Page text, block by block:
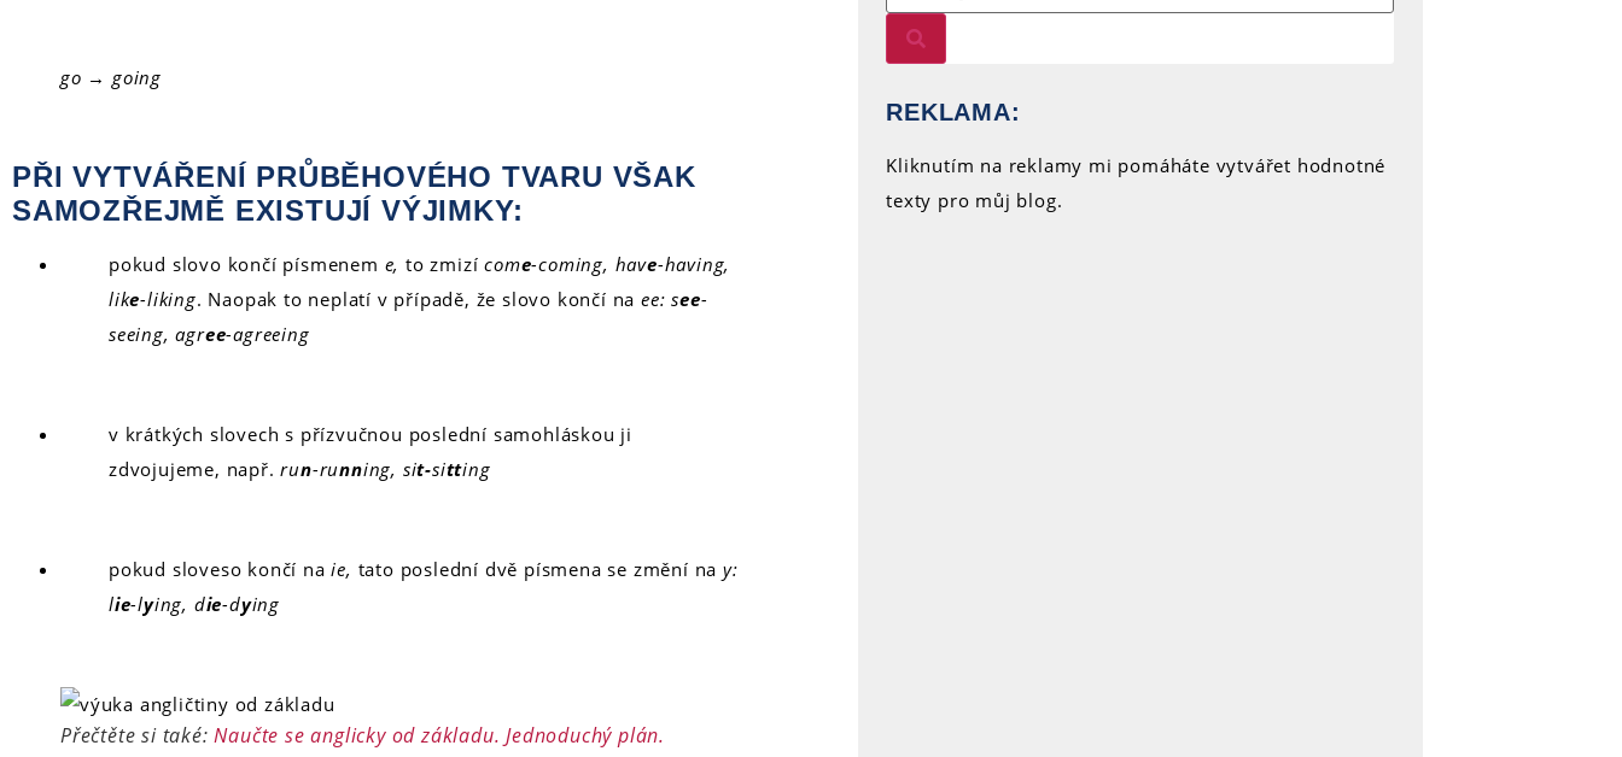
go → going
PŘI VYTVÁŘENÍ PRŮBĚHOVÉHO TVARU VŠAK
SAMOZŘEJMĚ EXISTUJÍ VÝJIMKY:
pokud slovo končí písmenem e, to zmizícome-coming, have-having,
like-liking. Naopak to neplatí v případě, že slovo končí naee: see-
seeing, agree-agreeing
v krátkých slovech s přízvučnou poslední samohláskou ji
zdvojujeme, např.run-running, sit-sitting
pokud sloveso končí na ie, tato poslední dvě písmena se změní nay:
lie-lying, die-dying
Přečtěte si také:Naučte se anglicky od základu. Jednoduchý plán.
REKLAMA:
Kliknutím na reklamy mi pomáháte vytvářet hodnotné
texty pro můj blog.